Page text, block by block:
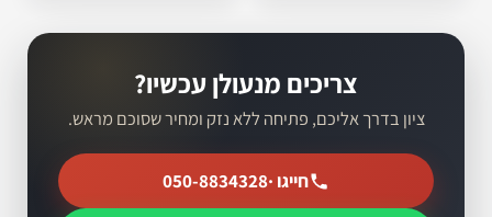
צריכים מנעולן עכשיו?
ציון בדרך אליכם, פתיחה ללא נזק ומחיר שסוכם מראש.
חייגו ·050-8834328